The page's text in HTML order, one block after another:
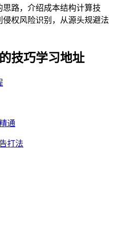
路，介绍成本结构计算技
权风险识别，从源头规避法
技巧学习地址
通
打法